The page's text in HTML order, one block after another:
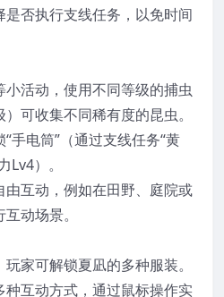
是否执行支线任务，以免时间
小活动，使用不同等级的捕虫
可收集不同稀有度的昆虫。
手电筒”（通过支线任务“黄
Lv4）。
由互动，例如在田野、庭院或
动场景。
家可解锁夏凪的多种服装。
种互动方式，通过鼠标操作实